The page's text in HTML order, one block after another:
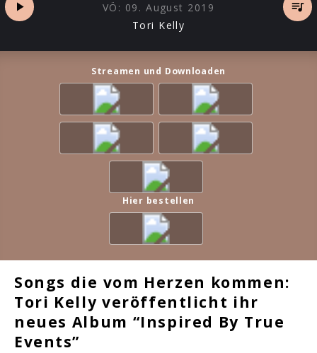
VÖ: 09. August 2019
Tori Kelly
Streamen und Downloaden
Hier bestellen
Songs die vom Herzen kommen:
Tori Kelly veröffentlicht ihr
neues Album “Inspired By True
Events”